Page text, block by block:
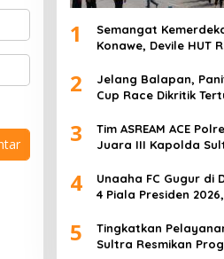
1
Semangat
Konawe, Devile HUT
2
Jelang Balapan,
Cup Race Dikritik
3
Tim ASREAM ACE
Juara III Kapolda
4
Unaaha FC Gugur di
4 Piala Presiden
5
Tingkatkan
Sultra Resmikan